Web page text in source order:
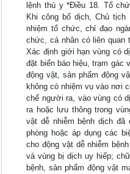
lệnh thú y *Điều 18. Tổ
Khi công bố dịch, Chủ
nhiệm tổ chức, chỉ đạo
chức, cá nhân có liên quan
Xác định giới hạn vùng có
đặt biển báo hiệu, trạm gác
động vật, sản phẩm động
không có nhiệm vụ vào nơi
chế người ra, vào vùng có
ra hoặc lưu thông trong
vật dễ nhiễm bệnh dịch
phòng hoặc áp dụng các
cho động vật dễ nhiễm
và vùng bị dịch uy hiếp;
bệnh, sản phẩm động vật